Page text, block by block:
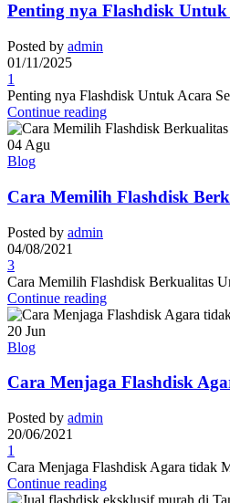
Penting nya Flashdisk
Posted by admin
01/11/2025
1
Penting nya Flashdisk Untuk Acara
Continue reading
04 Agu
Blog
Cara Memilih Flashdisk
Posted by admin
04/08/2021
3
Cara Memilih Flashdisk Berkualitas
Continue reading
20 Jun
Blog
Cara Menjaga Flashdisk
Posted by admin
20/06/2021
1
Cara Menjaga Flashdisk Agara tidak
Continue reading